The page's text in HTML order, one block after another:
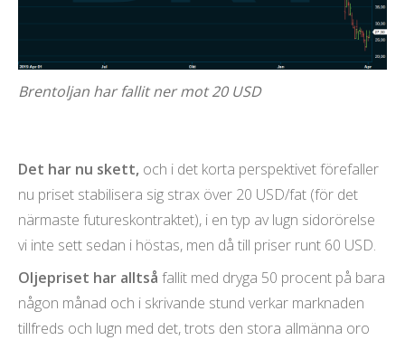
Brentoljan har fallit ner mot 20 USD
Det har nu skett, och i det korta perspektivet förefaller
nu priset stabilisera sig strax över 20 USD/fat (för det
närmaste futureskontraktet), i en typ av lugn sidorörelse
vi inte sett sedan i höstas, men då till priser runt 60 USD.
Oljepriset har alltså fallit med dryga 50 procent på bara
någon månad och i skrivande stund verkar marknaden
tillfreds och lugn med det, trots den stora allmänna oro